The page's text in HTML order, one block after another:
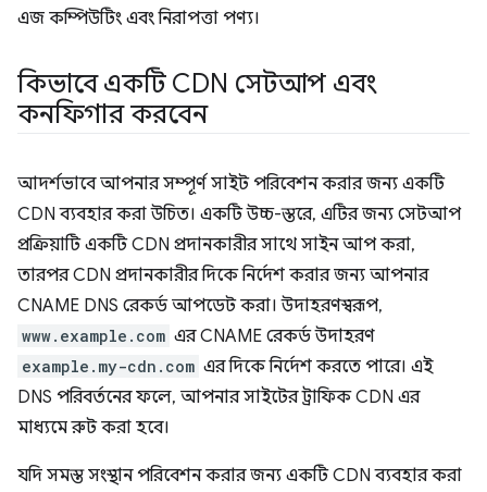
এজ কম্পিউটিং এবং নিরাপত্তা পণ্য।
কিভাবে একটি CDN সেটআপ এবং
কনফিগার করবেন
আদর্শভাবে আপনার সম্পূর্ণ সাইট পরিবেশন করার জন্য একটি
CDN ব্যবহার করা উচিত। একটি উচ্চ-স্তরে, এটির জন্য সেটআপ
প্রক্রিয়াটি একটি CDN প্রদানকারীর সাথে সাইন আপ করা,
তারপর CDN প্রদানকারীর দিকে নির্দেশ করার জন্য আপনার
CNAME DNS রেকর্ড আপডেট করা। উদাহরণস্বরূপ,
www.example.com এর CNAME রেকর্ড উদাহরণ
example.my-cdn.com এর দিকে নির্দেশ করতে পারে। এই
DNS পরিবর্তনের ফলে, আপনার সাইটের ট্রাফিক CDN এর
মাধ্যমে রুট করা হবে।
যদি সমস্ত সংস্থান পরিবেশন করার জন্য একটি CDN ব্যবহার করা